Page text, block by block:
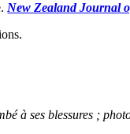
New Zealand Journal
à ses blessures ;